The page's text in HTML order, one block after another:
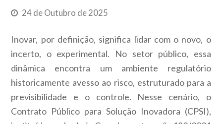
24 de Outubro de 2025
Inovar, por definição, significa lidar com o novo, o
incerto, o experimental. No setor público, essa
dinâmica encontra um ambiente regulatório
historicamente avesso ao risco, estruturado para a
previsibilidade e o controle. Nesse cenário, o
Contrato Público para Solução Inovadora (CPSI),